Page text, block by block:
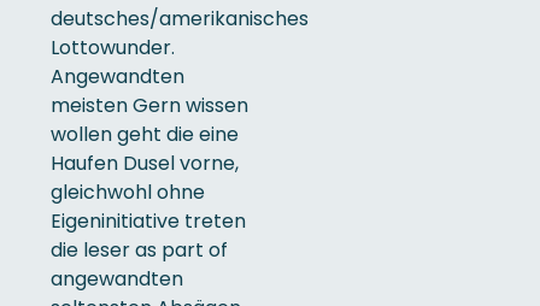
deutsches/amerikanisches
Lottowunder.
Angewandten
meisten Gern wissen
wollen geht die eine
Haufen Dusel vorne,
gleichwohl ohne
Eigeninitiative treten
die leser as part of
angewandten